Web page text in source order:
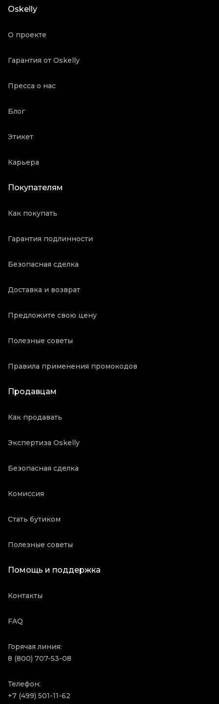
Oskelly
О проекте
Гарантия от Oskelly
Пресса о нас
Блог
Этикет
Карьера
Покупателям
Как покупать
Гарантия подлинности
Безопасная сделка
Доставка и возврат
Предложите свою цену
Полезные советы
Правила применения промокодов
Продавцам
Как продавать
Экспертиза Oskelly
Безопасная сделка
Комиссия
Стать бутиком
Полезные советы
Помощь и поддержка
Контакты
FAQ
Горячая линия:
8 (800) 707-53-08
Телефон:
+7 (499) 501-11-62